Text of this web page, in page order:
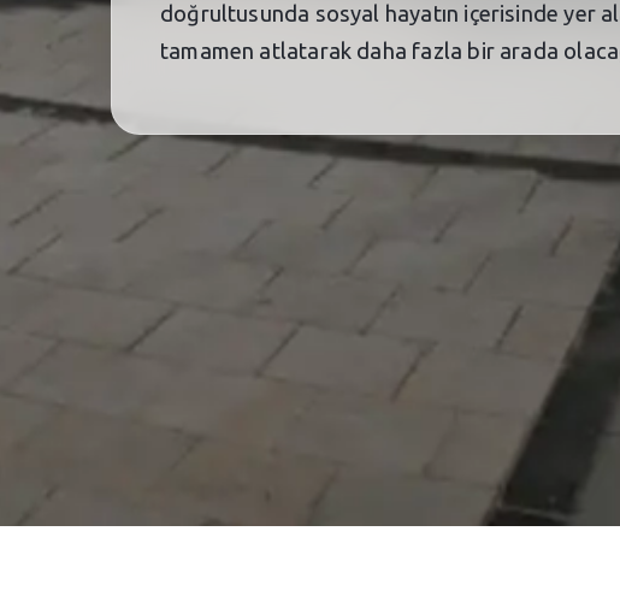
doğrultusunda sosyal hayatın içerisinde yer
tamamen atlatarak daha fazla bir arada